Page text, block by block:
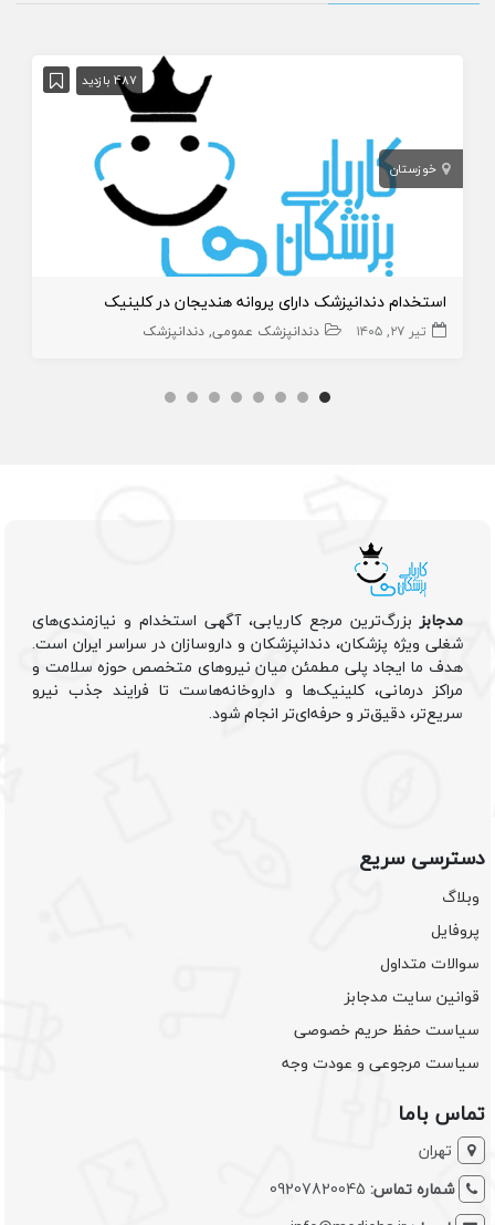
487 بازدید
خوزستان
استخدام دندانپزشک دارای پروانه هندیجان در کلینیک
تیر ۲۷, ۱۴۰۵ دندانپزشک عمومی دندانپزشک
مدجابزبزرگ‌ترین مرجع کاریابی، آگهی استخدام و نیازمندی‌های
شغلی ویژه پزشکان، دندانپزشکان و داروسازان در سراسر ایران است.
هدف ما ایجاد پلی مطمئن میان نیروهای متخصص حوزه سلامت و
مراکز درمانی، کلینیک‌ها و داروخانه‌هاست تا فرایند جذب نیرو
سریع‌تر، دقیق‌تر و حرفه‌ای‌تر انجام شود.
دسترسی سریع
وبلاگ
پروفایل
سوالات متداول
قوانین سایت مدجابز
سیاست حفظ حریم خصوصی
سیاست مرجوعی و عودت وجه
تماس باما
تهران
شماره تماس: 09207820045